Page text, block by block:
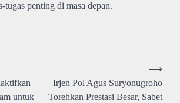
tugas penting di masa depan.
untuk
Irjen Pol Agus Suryonugroho
Torehkan Prestasi Besar, Sabet
⟶